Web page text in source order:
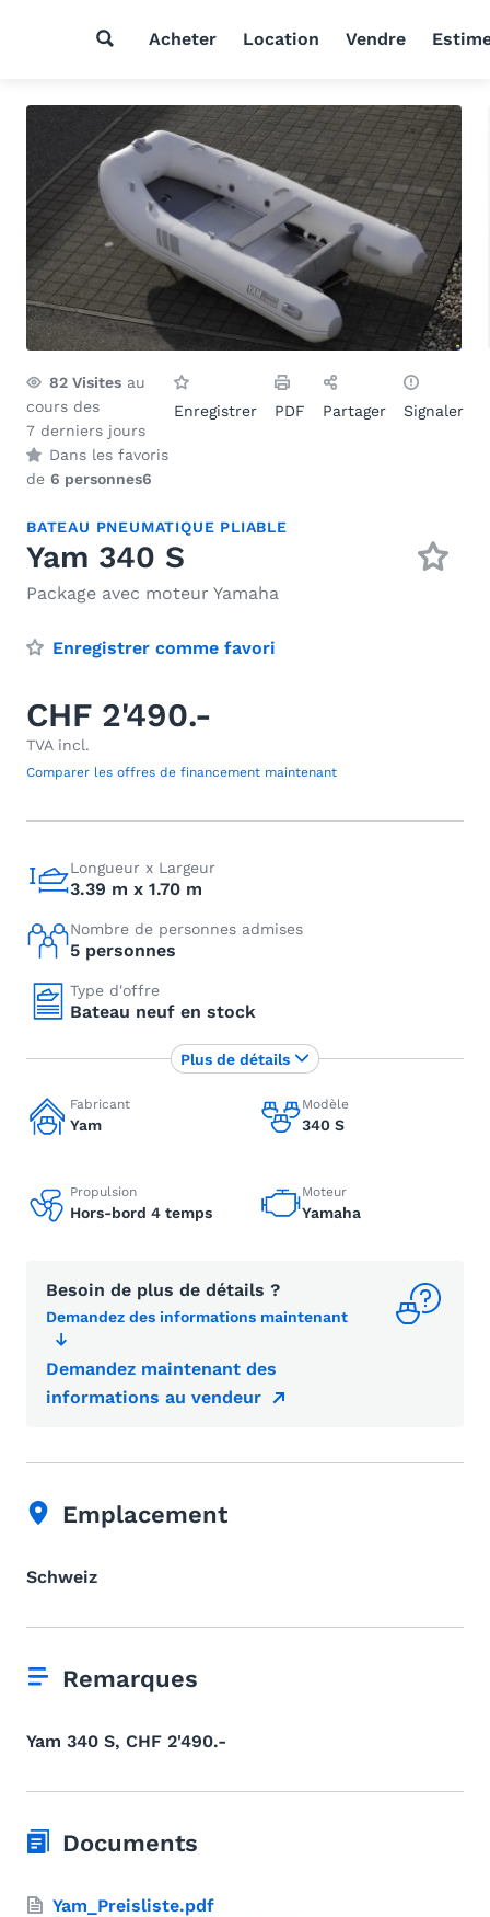
Acheter Location Vendre
82 Visites au
cours des
7 derniers jours
Dans les favoris
de 6 personnes6
Enregistrer PDF Partager Signaler
BATEAU PNEUMATIQUE PLIABLE
Yam 340 S
Package avec moteur Yamaha
Enregistrer comme favori
CHF 2'490.-
TVA incl.
Comparer les offres de financement maintenant
Longueur x Largeur
3.39 m x 1.70 m
Nombre de personnes admises
5 personnes
Type d'offre
Bateau neuf en stock
Fabricant
Yam
Modèle
340 S
Propulsion
Hors-bord 4 temps
Moteur
Yamaha
Besoin de plus de détails ?
Demandez des informations maintenant
Demandez maintenant des
informations au vendeur
Plus de détails
Emplacement
Schweiz
Remarques
Yam 340 S, CHF 2'490.-
Documents
Yam_Preisliste.pdf